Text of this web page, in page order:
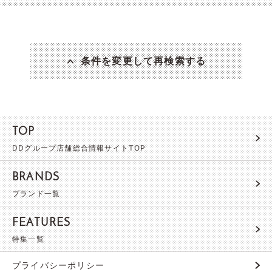
条件を変更して再検索する
TOP
DDグループ店舗総合情報サイトTOP
BRANDS
ブランド一覧
FEATURES
特集一覧
プライバシーポリシー